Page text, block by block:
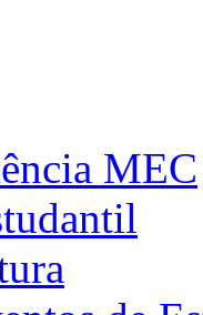
MEC